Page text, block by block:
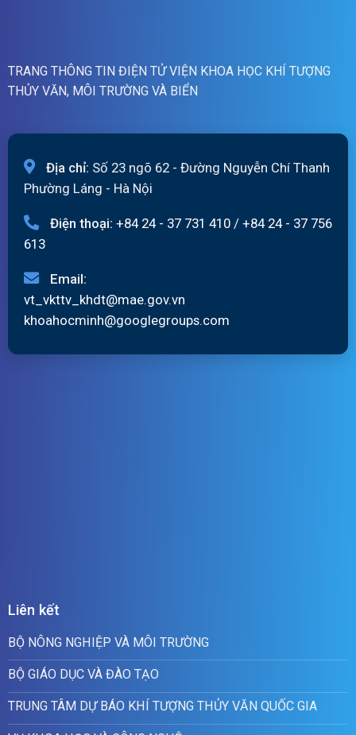
TRANG THÔNG TIN ĐIỆN TỬ VIỆN KHOA HỌC KHÍ TƯỢNG
THỦY VĂN, MÔI TRƯỜNG VÀ BIỂN
Địa chỉ: Số 23 ngõ 62 - Đường Nguyễn Chí Thanh
Phường Láng - Hà Nội
Điện thoại: +84 24 - 37 731 410 / +84 24 - 37 756
613
Email:
vt_vkttv_khdt@mae.gov.vn
khoahocminh@googlegroups.com
Liên kết
BỘ NÔNG NGHIỆP VÀ MÔI TRƯỜNG
BỘ GIÁO DỤC VÀ ĐÀO TẠO
TRUNG TÂM DỰ BÁO KHÍ TƯỢNG THỦY VĂN QUỐC GIA